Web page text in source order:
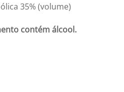
35% (volume)
contém álcool.